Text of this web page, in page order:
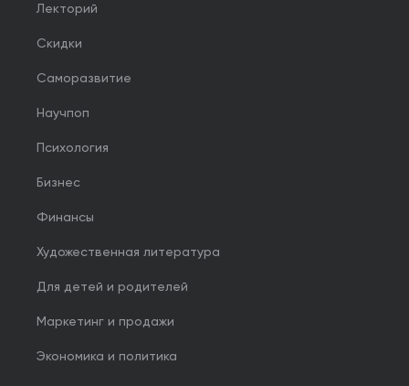
Лекторий
Скидки
Саморазвитие
Научпоп
Психология
Бизнес
Финансы
Художественная литература
Для детей и родителей
Маркетинг и продажи
Экономика и политика